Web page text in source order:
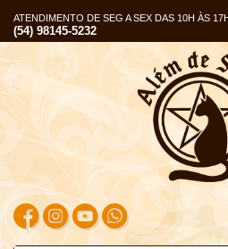
ATENDIMENTO DE SEG A SEX DAS 10H ÀS
(54) 98145-5232